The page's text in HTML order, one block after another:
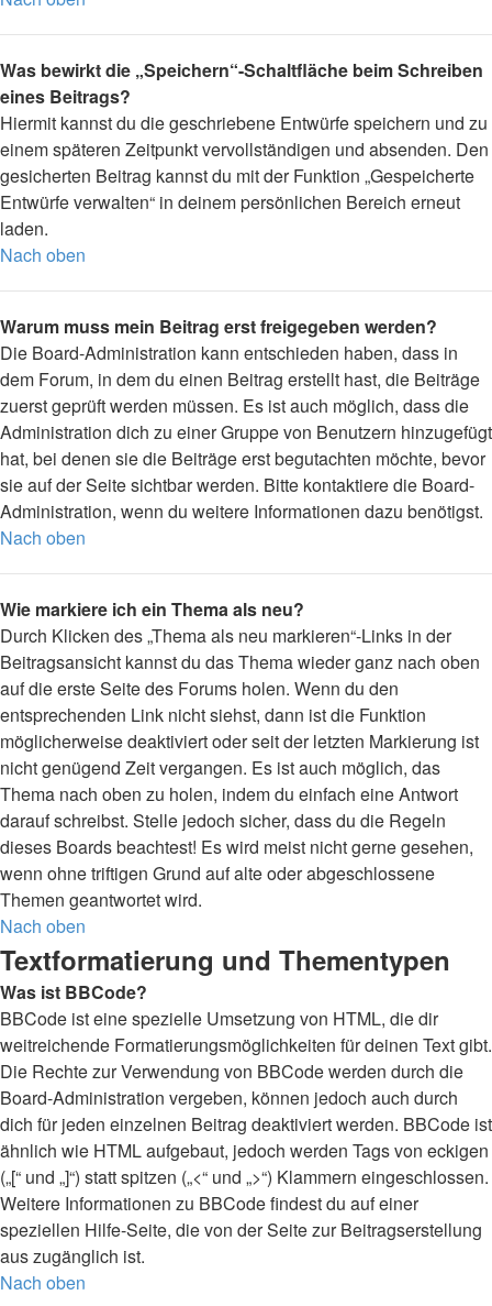
Was bewirkt die „Speichern“-Schaltfläche beim Schreiben
eines Beitrags?
Hiermit kannst du die geschriebene Entwürfe speichern und zu
einem späteren Zeitpunkt vervollständigen und absenden. Den
gesicherten Beitrag kannst du mit der Funktion „Gespeicherte
Entwürfe verwalten“ in deinem persönlichen Bereich erneut
laden.
Nach oben
Warum muss mein Beitrag erst freigegeben werden?
Die Board-Administration kann entschieden haben, dass in
dem Forum, in dem du einen Beitrag erstellt hast, die Beiträge
zuerst geprüft werden müssen. Es ist auch möglich, dass die
Administration dich zu einer Gruppe von Benutzern hinzugefügt
hat, bei denen sie die Beiträge erst begutachten möchte, bevor
sie auf der Seite sichtbar werden. Bitte kontaktiere die Board-
Administration, wenn du weitere Informationen dazu benötigst.
Nach oben
Wie markiere ich ein Thema als neu?
Durch Klicken des „Thema als neu markieren“-Links in der
Beitragsansicht kannst du das Thema wieder ganz nach oben
auf die erste Seite des Forums holen. Wenn du den
entsprechenden Link nicht siehst, dann ist die Funktion
möglicherweise deaktiviert oder seit der letzten Markierung ist
nicht genügend Zeit vergangen. Es ist auch möglich, das
Thema nach oben zu holen, indem du einfach eine Antwort
darauf schreibst. Stelle jedoch sicher, dass du die Regeln
dieses Boards beachtest! Es wird meist nicht gerne gesehen,
wenn ohne triftigen Grund auf alte oder abgeschlossene
Themen geantwortet wird.
Nach oben
Textformatierung und Thementypen
Was ist BBCode?
BBCode ist eine spezielle Umsetzung von HTML, die dir
weitreichende Formatierungsmöglichkeiten für deinen Text gibt.
Die Rechte zur Verwendung von BBCode werden durch die
Board-Administration vergeben, können jedoch auch durch
dich für jeden einzelnen Beitrag deaktiviert werden. BBCode ist
ähnlich wie HTML aufgebaut, jedoch werden Tags von eckigen
(„[“ und „]“) statt spitzen („<“ und „>“) Klammern eingeschlossen.
Weitere Informationen zu BBCode findest du auf einer
speziellen Hilfe-Seite, die von der Seite zur Beitragserstellung
aus zugänglich ist.
Nach oben